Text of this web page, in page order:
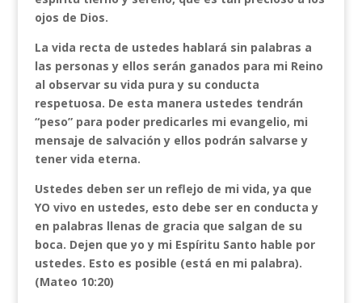
ojos de Dios.
La vida recta de ustedes hablará sin palabras a
las personas y ellos serán ganados para mi Reino
al observar su vida pura y su conducta
respetuosa. De esta manera ustedes tendrán
“peso” para poder predicarles mi evangelio, mi
mensaje de salvación y ellos podrán salvarse y
tener vida eterna.
Ustedes deben ser un reflejo de mi vida, ya que
YO vivo en ustedes, esto debe ser en conducta y
en palabras llenas de gracia que salgan de su
boca. Dejen que yo y mi Espíritu Santo hable por
ustedes. Esto es posible (está en mi palabra).
(Mateo 10:20)